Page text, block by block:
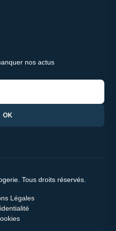
nos actus
OK
Tous droits réservés.
Légales